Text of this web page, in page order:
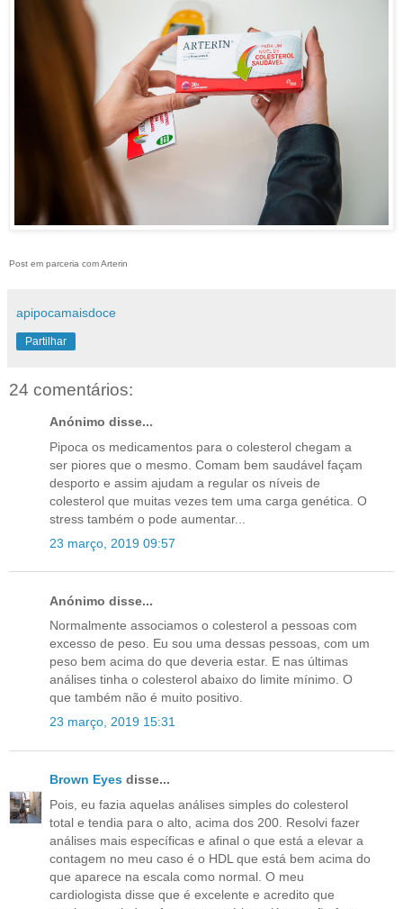
Post em parceria com Arterin
apipocamaisdoce
Partilhar
24 comentários:
Anónimo disse...
Pipoca os medicamentos para o colesterol chegam a
ser piores que o mesmo. Comam bem saudável façam
desporto e assim ajudam a regular os níveis de
colesterol que muitas vezes tem uma carga genética. O
stress também o pode aumentar...
23 março, 2019 09:57
Anónimo disse...
Normalmente associamos o colesterol a pessoas com
excesso de peso. Eu sou uma dessas pessoas, com um
peso bem acima do que deveria estar. E nas últimas
análises tinha o colesterol abaixo do limite mínimo. O
que também não é muito positivo.
23 março, 2019 15:31
Brown Eyes disse...
Pois, eu fazia aquelas análises simples do colesterol
total e tendia para o alto, acima dos 200. Resolvi fazer
análises mais específicas e afinal o que está a elevar a
contagem no meu caso é o HDL que está bem acima do
que aparece na escala como normal. O meu
cardiologista disse que é excelente e acredito que